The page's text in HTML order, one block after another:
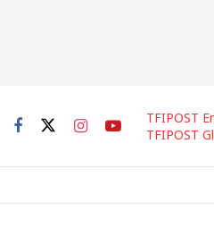
TFIPOST
TFIPOST